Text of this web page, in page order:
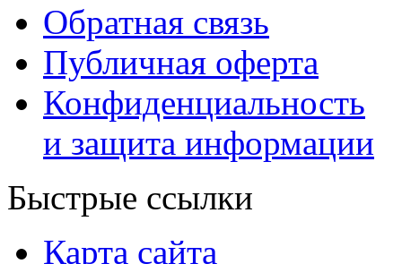
Обратная связь
Публичная оферта
Конфиденциальность
и защита информации
Быстрые ссылки
Карта сайта